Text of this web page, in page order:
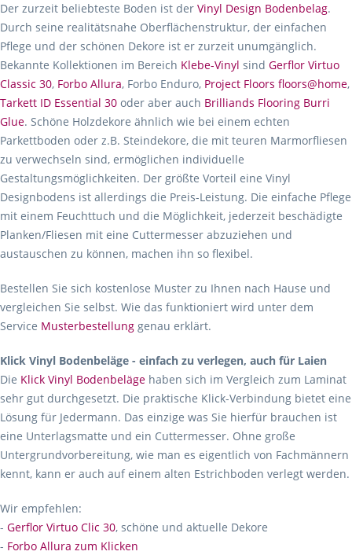
Der zurzeit beliebteste Boden ist der Vinyl Design Bodenbelag.
Durch seine realitätsnahe Oberflächenstruktur, der einfachen
Pflege und der schönen Dekore ist er zurzeit unumgänglich.
Bekannte Kollektionen im Bereich Klebe-Vinyl sind Gerflor Virtuo
Classic 30, Forbo Allura, Forbo Enduro, Project Floors floors@home,
Tarkett ID Essential 30 oder aber auch Brilliands Flooring Burri
Glue. Schöne Holzdekore ähnlich wie bei einem echten
Parkettboden oder z.B. Steindekore, die mit teuren Marmorfliesen
zu verwechseln sind, ermöglichen individuelle
Gestaltungsmöglichkeiten. Der größte Vorteil eine Vinyl
Designbodens ist allerdings die Preis-Leistung. Die einfache Pflege
mit einem Feuchttuch und die Möglichkeit, jederzeit beschädigte
Planken/Fliesen mit eine Cuttermesser abzuziehen und
austauschen zu können, machen ihn so flexibel.
Bestellen Sie sich kostenlose Muster zu Ihnen nach Hause und
vergleichen Sie selbst. Wie das funktioniert wird unter dem
Service Musterbestellung genau erklärt.
Klick Vinyl Bodenbeläge - einfach zu verlegen, auch für Laien
Die Klick Vinyl Bodenbeläge haben sich im Vergleich zum Laminat
sehr gut durchgesetzt. Die praktische Klick-Verbindung bietet eine
Lösung für Jedermann. Das einzige was Sie hierfür brauchen ist
eine Unterlagsmatte und ein Cuttermesser. Ohne große
Untergrundvorbereitung, wie man es eigentlich von Fachmännern
kennt, kann er auch auf einem alten Estrichboden verlegt werden.
Wir empfehlen:
- Gerflor Virtuo Clic 30, schöne und aktuelle Dekore
- Forbo Allura zum Klicken